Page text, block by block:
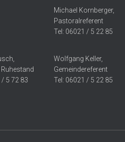
Michael Kornberger,
Pastoralreferent
Tel: 06021 / 5 22 85
/ 5 72 83
Wolfgang Keller,
Gemeindereferent
Tel: 06021 / 5 22 85